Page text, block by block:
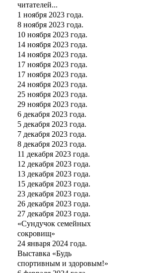
читателей...
1 ноября 2023 года.
8 ноября 2023 года.
10 ноября 2023 года.
14 ноября 2023 года.
14 ноября 2023 года.
17 ноября 2023 года.
17 ноября 2023 года.
24 ноября 2023 года.
25 ноября 2023 года.
29 ноября 2023 года.
6 декабря 2023 года.
5 декабря 2023 года.
7 декабря 2023 года.
8 декабря 2023 года.
11 декабря 2023 года.
12 декабря 2023 года.
13 декабря 2023 года.
15 декабря 2023 года.
23 декабря 2023 года.
26 декабря 2023 года.
27 декабря 2023 года.
«Сундучок семейных
сокровищ»
24 января 2024 года.
Выставка «Будь
спортивным и здоровым!»